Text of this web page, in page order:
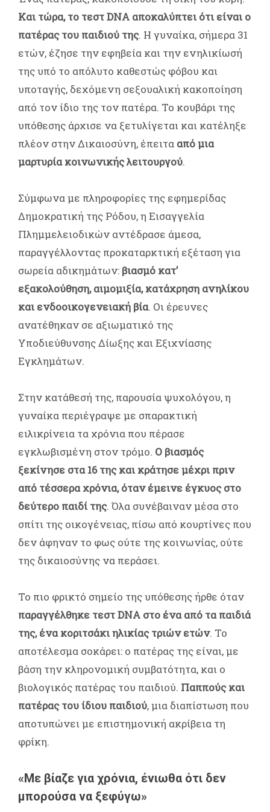
Και τώρα, το τεστ DNA αποκαλύπτει ότι είναι ο
πατέρας του παιδιού της. Η γυναίκα, σήμερα 31
ετών, έζησε την εφηβεία και την ενηλικίωσή
της υπό το απόλυτο καθεστώς φόβου και
υποταγής, δεχόμενη σεξουαλική κακοποίηση
από τον ίδιο της τον πατέρα. Το κουβάρι της
υπόθεσης άρχισε να ξετυλίγεται και κατέληξε
πλέον στην Δικαιοσύνη, έπειτα από μια
μαρτυρία κοινωνικής λειτουργού.
Σύμφωνα με πληροφορίες της εφημερίδας
Δημοκρατική της Ρόδου, η Εισαγγελία
Πλημμελειοδικών αντέδρασε άμεσα,
παραγγέλλοντας προκαταρκτική εξέταση για
σωρεία αδικημάτων: βιασμό κατ’
εξακολούθηση, αιμομιξία, κατάχρηση ανηλίκου
και ενδοοικογενειακή βία. Οι έρευνες
ανατέθηκαν σε αξιωματικό της
Υποδιεύθυνσης Δίωξης και Εξιχνίασης
Εγκλημάτων.
Στην κατάθεσή της, παρουσία ψυχολόγου, η
γυναίκα περιέγραψε με σπαρακτική
ειλικρίνεια τα χρόνια που πέρασε
εγκλωβισμένη στον τρόμο. Ο βιασμός
ξεκίνησε στα 16 της και κράτησε μέχρι πριν
από τέσσερα χρόνια, όταν έμεινε έγκυος στο
δεύτερο παιδί της. Όλα συνέβαιναν μέσα στο
σπίτι της οικογένειας, πίσω από κουρτίνες που
δεν άφηναν το φως ούτε της κοινωνίας, ούτε
της δικαιοσύνης να περάσει.
Το πιο φρικτό σημείο της υπόθεσης ήρθε όταν
παραγγέλθηκε τεστ DNA στο ένα από τα παιδιά
της, ένα κοριτσάκι ηλικίας τριών ετών. Το
αποτέλεσμα σοκάρει: ο πατέρας της είναι, με
βάση την κληρονομική συμβατότητα, και ο
βιολογικός πατέρας του παιδιού. Παππούς και
πατέρας του ίδιου παιδιού, μια διαπίστωση που
αποτυπώνει με επιστημονική ακρίβεια τη
φρίκη.
«Με βίαζε για χρόνια, ένιωθα ότι δεν
μπορούσα να ξεφύγω»